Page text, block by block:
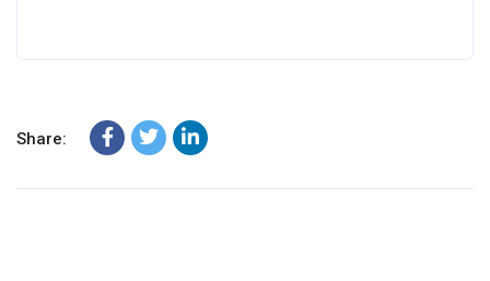
Share: